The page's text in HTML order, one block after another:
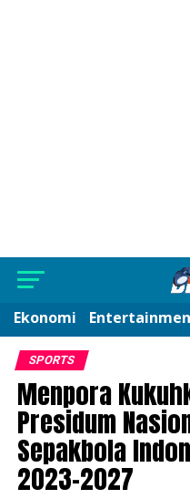
Ekonomi
SPORTS
Menpora
Presidum
Sepakbola
2023-2027